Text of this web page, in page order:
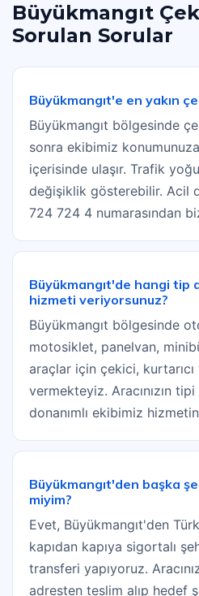
Büyükmangıt
Sorulan Sorular
Büyükmangıt'e en yakın
Büyükmangıt bölgesinde
sonra ekibimiz
içerisinde ulaşır. Trafik
değişiklik gösterebilir. Acil
724 724 4 numarasından
Büyükmangıt'de hangi tip
hizmeti veriyorsunuz?
Büyükmangıt bölgesinde
motosiklet, panelvan,
araçlar için çekici,
vermekteyiz. Aracınızın
donanımlı ekibimiz
Büyükmangıt'den başka
miyim?
Evet, Büyükmangıt'den
kapıdan kapıya sigortalı
transferi yapıyoruz.
adresten teslim alıp hedef